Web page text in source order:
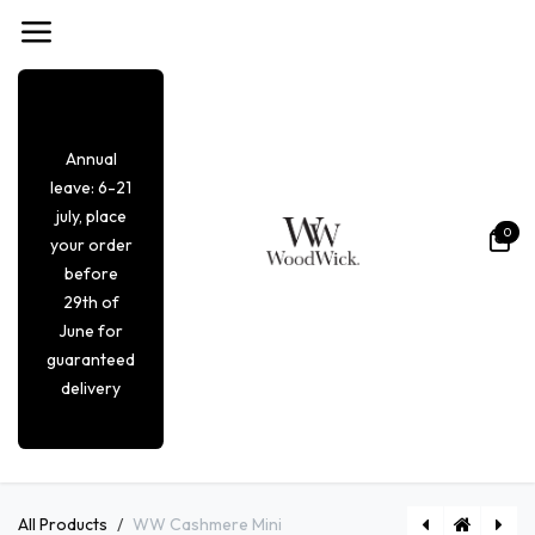
Annual
leave: 6-21
july, place
your order
before
29th of
June for
guaranteed
delivery
0
All Products WW Cashmere Mini